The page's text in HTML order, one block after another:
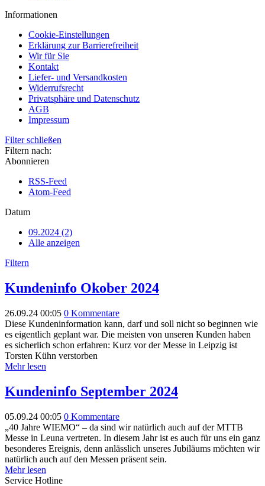
Informationen
Cookie-Einstellungen
Erklärung zur Barrierefreiheit
Wir für Sie
Kontakt
Liefer- und Versandkosten
Widerrufsrecht
Privatsphäre und Datenschutz
AGB
Impressum
Filter schließen
Filtern nach:
Abonnieren
RSS-Feed
Atom-Feed
Datum
09.2024 (2)
Alle anzeigen
Filtern
Kundeninfo Okober 2024
26.09.24 00:05 0 Kommentare
Diese Kundeninformation kann, darf und soll nicht so beginnen wie
es eigentlich geplant war. Die meisten von unseren Kunden haben
es sicherlich schon erfahren: Kurz vor der Messe in Leipzig ist
Torsten Kühn verstorben
Mehr lesen
Kundeninfo September 2024
05.09.24 00:05 0 Kommentare
„40 Jahre WIEMO“ – da sind wir natürlich auch auf der MTTB
Messe in Leuna vertreten. In diesem Jahr ist es auch für uns ein ganz
besonderes Ereignis, denn anlässlich unseres Jubiläums möchten wir
natürlich auch auf den Messen präsent sein.
Mehr lesen
Service Hotline